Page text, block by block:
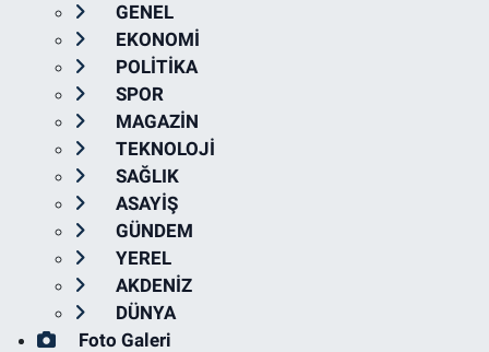
GENEL
EKONOMİ
POLİTİKA
SPOR
MAGAZİN
TEKNOLOJİ
SAĞLIK
ASAYİŞ
GÜNDEM
YEREL
AKDENİZ
DÜNYA
Foto Galeri